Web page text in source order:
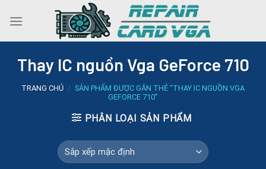
Thay IC nguồn Vga GeForce 710
TRANG CHỦ / SẢN PHẨM ĐƯỢC GẮN THẺ “THAY IC NGUỒN VGA
GEFORCE 710”
PHÂN LOẠI SẢN PHẨM